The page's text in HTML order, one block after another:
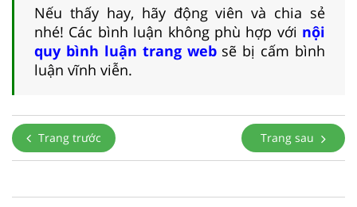
Nếu thấy hay, hãy động viên và chia sẻ
nhé! Các bình luận không phù hợp với nội
quy bình luận trang websẽ bị cấm bình
luận vĩnh viễn.
Trang trước Trang sau